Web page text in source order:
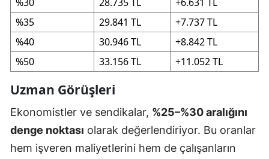
%35
29.841 TL
+7.737 TL
%40
30.946 TL
+8.842 TL
%50
33.156 TL +11.052 TL
Uzman Görüşleri
Ekonomistler ve sendikalar, %25–%30 aralığını
denge noktası olarak değerlendiriyor. Bu oranlar
hem işveren maliyetlerini hem de çalışanların